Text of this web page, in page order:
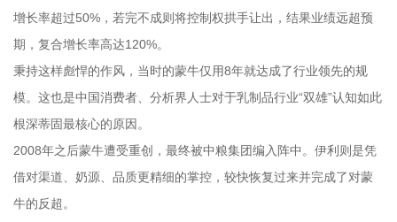
增长率超过50%，若完不成则将控制权拱手让出，结果业绩远超预
期，复合增长率高达120%。
秉持这样彪悍的作风，当时的蒙牛仅用8年就达成了行业领先的规
模。这也是中国消费者、分析界人士对于乳制品行业“双雄”认知如此
根深蒂固最核心的原因。
2008年之后蒙牛遭受重创，最终被中粮集团编入阵中。伊利则是凭
借对渠道、奶源、品质更精细的掌控，较快恢复过来并完成了对蒙
牛的反超。